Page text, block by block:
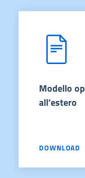
Modello
all’estero
DOWNLOAD
MODELLO